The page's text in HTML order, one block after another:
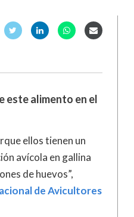
este alimento en el
ellos tienen un
avícola en gallina
de huevos”,
de Avicultores